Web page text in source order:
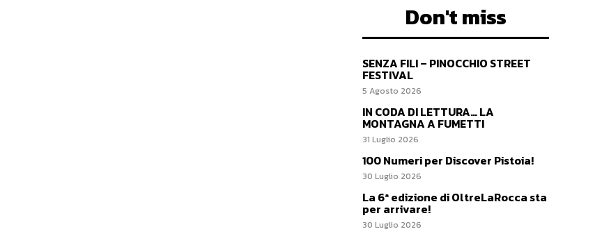
Don't miss
SENZA FILI – PINOCCHIO STREET
FESTIVAL
5 Agosto 2026
IN CODA DI LETTURA… LA
MONTAGNA A FUMETTI
31 Luglio 2026
100 Numeri per Discover Pistoia!
30 Luglio 2026
La 6ª edizione di OltreLaRocca sta
per arrivare!
30 Luglio 2026